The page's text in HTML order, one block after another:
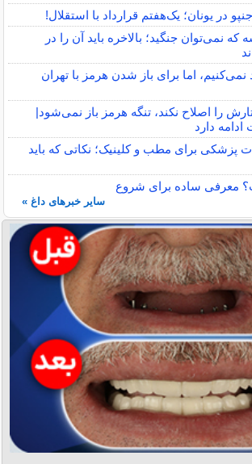
در یونان؛ یک‌هفتم قرارداد با استقلال!
نمی‌توان جنگید؛ بالاخره باید آن را در
نمی‌کنیم، اما برای باز شدن هرمز با تهران
را اصلاح نکند، تنگه هرمز باز نمی‌شود|
دارد
پزشکی برای مطب و کلینیک؛ نکاتی که باید
معرفی ساده برای شروع
سایر خبرهای داغ »